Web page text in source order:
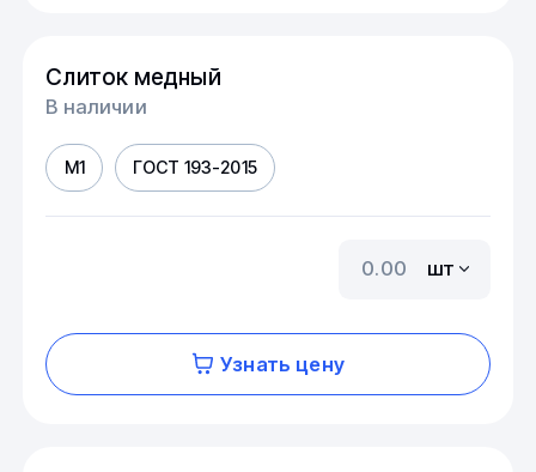
Слиток медный
В наличии
М1 ГОСТ 193-2015
шт
Узнать цену